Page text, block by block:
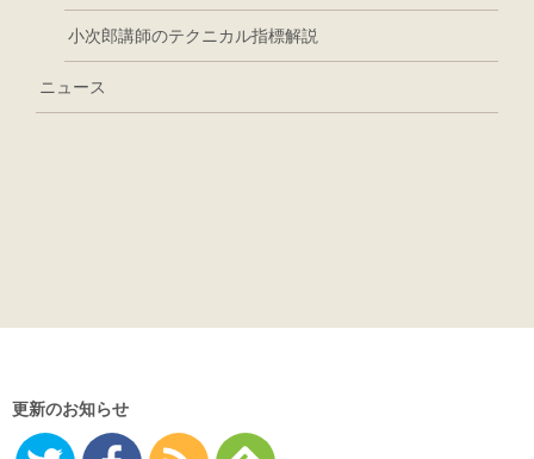
小次郎講師のテクニカル指標解説
ニュース
更新のお知らせ